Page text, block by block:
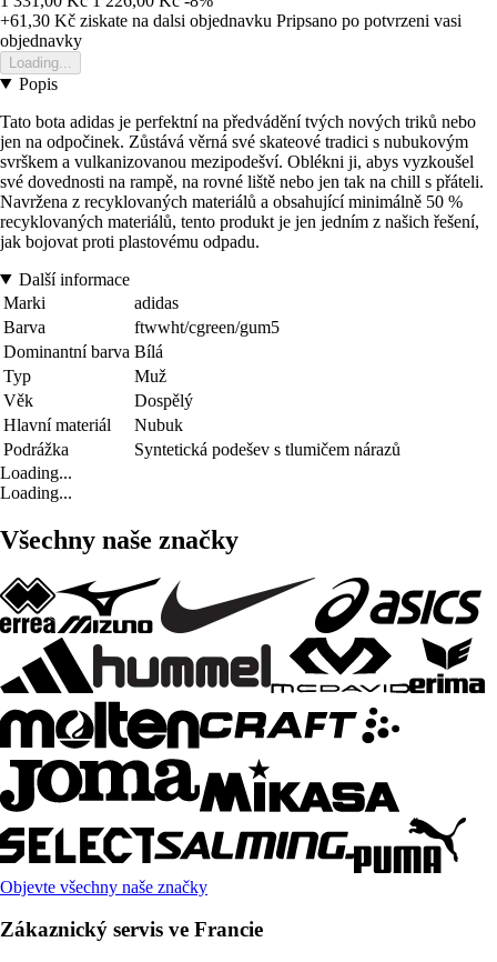
+61,30 Kč ziskate na dalsi objednavku Pripsano po potvrzeni vasi
objednavky
Loading...
Popis
Tato bota adidas je perfektní na předvádění tvých nových triků nebo
jen na odpočinek. Zůstává věrná své skateové tradici s nubukovým
svrškem a vulkanizovanou mezipodešví. Oblékni ji, abys vyzkoušel
své dovednosti na rampě, na rovné liště nebo jen tak na chill s přáteli.
Navržena z recyklovaných materiálů a obsahující minimálně 50 %
recyklovaných materiálů, tento produkt je jen jedním z našich řešení,
jak bojovat proti plastovému odpadu.
Další informace
Marki
adidas
Barva
ftwwht/cgreen/gum5
Dominantní barva Bílá
Typ
Muž
Věk
Dospělý
Hlavní materiál
Nubuk
Podrážka
Syntetická podešev s tlumičem nárazů
Loading...
Loading...
Všechny naše značky
Objevte všechny naše značky
Zákaznický servis ve Francie